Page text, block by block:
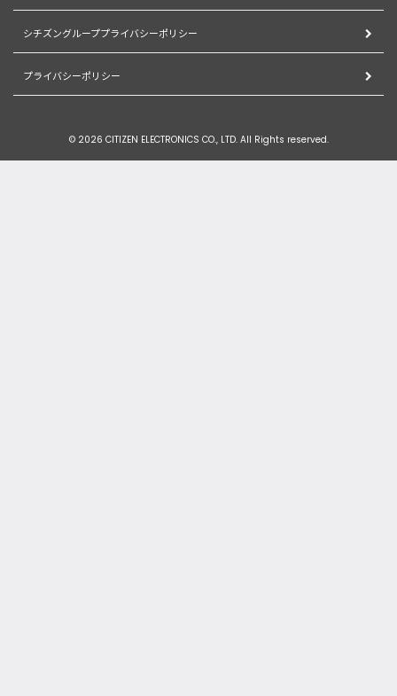
シチズングループプライバシーポリシー
プライバシーポリシー
© 2026 CITIZEN ELECTRONICS CO., LTD. All Rights reserved.